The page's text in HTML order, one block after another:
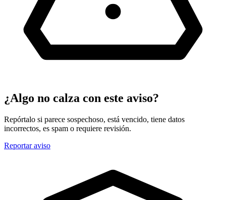
¿Algo no calza con este aviso?
Repórtalo si parece sospechoso, está vencido, tiene datos
incorrectos, es spam o requiere revisión.
Reportar aviso